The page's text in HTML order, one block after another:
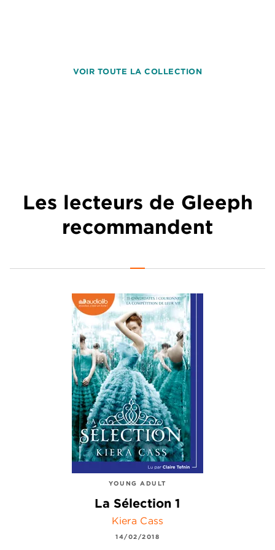
VOIR TOUTE LA COLLECTION
Les lecteurs de Gleeph
recommandent
YOUNG ADULT
La Sélection 1
Kiera Cass
14/02/2018